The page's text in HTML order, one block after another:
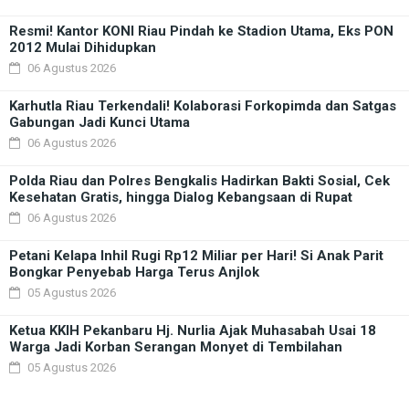
Resmi! Kantor KONI Riau Pindah ke Stadion Utama, Eks PON
2012 Mulai Dihidupkan
06 Agustus 2026
Karhutla Riau Terkendali! Kolaborasi Forkopimda dan Satgas
Gabungan Jadi Kunci Utama
06 Agustus 2026
Polda Riau dan Polres Bengkalis Hadirkan Bakti Sosial, Cek
Kesehatan Gratis, hingga Dialog Kebangsaan di Rupat
06 Agustus 2026
Petani Kelapa Inhil Rugi Rp12 Miliar per Hari! Si Anak Parit
Bongkar Penyebab Harga Terus Anjlok
05 Agustus 2026
Ketua KKIH Pekanbaru Hj. Nurlia Ajak Muhasabah Usai 18
Warga Jadi Korban Serangan Monyet di Tembilahan
05 Agustus 2026